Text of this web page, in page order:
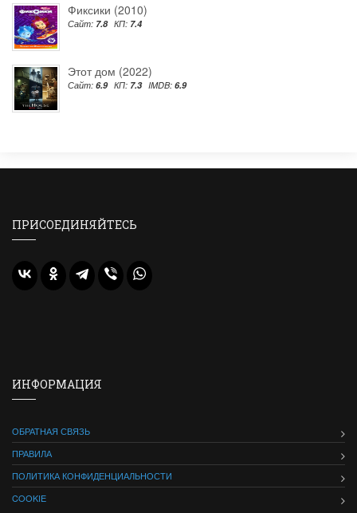
Фиксики (2010)
Сайт: 7.8 КП: 7.4
Этот дом (2022)
Сайт: 6.9 КП: 7.3 IMDB: 6.9
ПРИСОЕДИНЯЙТЕСЬ
ИНФОРМАЦИЯ
ОБРАТНАЯ СВЯЗЬ
ПРАВИЛА
ПОЛИТИКА КОНФИДЕНЦИАЛЬНОСТИ
COOKIE